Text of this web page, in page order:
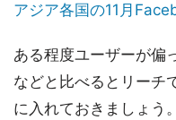
アジア各国の11月
ある程度ユーザーが偏
などと比べるとリーチ
に入れておきましょう。